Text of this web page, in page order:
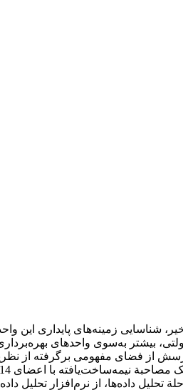
شناسایی زمینه‌های پایداری این
دولتی، بیشتر به‌سوی واحدهای
از فضای مفهومی برگرفته از